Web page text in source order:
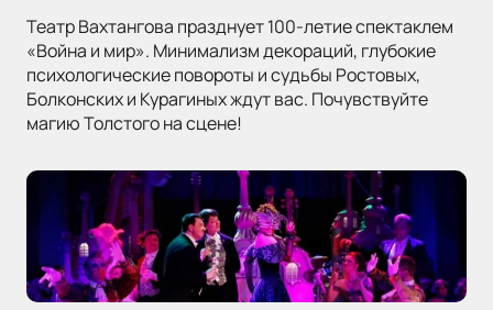
Театр Вахтангова празднует 100-летие спектаклем
«Война и мир». Минимализм декораций, глубокие
психологические повороты и судьбы Ростовых,
Болконских и Курагиных ждут вас. Почувствуйте
магию Толстого на сцене!